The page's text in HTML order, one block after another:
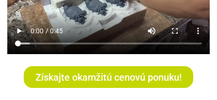
Získajte okamžitú cenovú ponuku!